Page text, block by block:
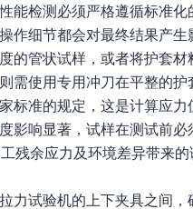
能检测必须严格遵循标准
作细节都会对最终结果产生
的管状试样，或者将护套
需使用专用冲刀在平整的
标准的规定，这是计算应力
影响显著，试样在测试前
残余应力及环境差异带来
力试验机的上下夹具之间